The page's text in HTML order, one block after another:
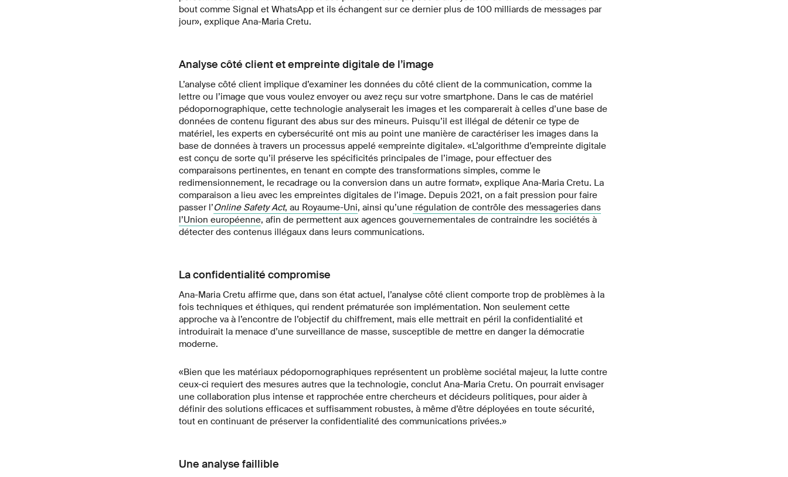
bout comme Signal et WhatsApp et ils échangent sur ce dernier plus de 100 milliards de messages par
jour», explique Ana-Maria Cretu.
Analyse côté client et empreinte digitale de l’image
L’analyse côté client implique d’examiner les données du côté client de la communication, comme la
lettre ou l’image que vous voulez envoyer ou avez reçu sur votre smartphone. Dans le cas de matériel
pédopornographique, cette technologie analyserait les images et les comparerait à celles d’une base de
données de contenu figurant des abus sur des mineurs. Puisqu’il est illégal de détenir ce type de
matériel, les experts en cybersécurité ont mis au point une manière de caractériser les images dans la
base de données à travers un processus appelé «empreinte digitale». «L’algorithme d’empreinte digitale
est conçu de sorte qu’il préserve les spécificités principales de l’image, pour effectuer des
comparaisons pertinentes, en tenant en compte des transformations simples, comme le
redimensionnement, le recadrage ou la conversion dans un autre format», explique Ana-Maria Cretu. La
comparaison a lieu avec les empreintes digitales de l’image. Depuis 2021, on a fait pression pour faire
passer l’Online Safety Act, au Royaume-Uni, ainsi qu’unerégulation de contrôle des messageries dans
l’Union européenne, afin de permettent aux agences gouvernementales de contraindre les sociétés à
détecter des contenus illégaux dans leurs communications.
La confidentialité compromise
Ana-Maria Cretu affirme que, dans son état actuel, l’analyse côté client comporte trop de problèmes à la
fois techniques et éthiques, qui rendent prématurée son implémentation. Non seulement cette
approche va à l’encontre de l’objectif du chiffrement, mais elle mettrait en péril la confidentialité et
introduirait la menace d’une surveillance de masse, susceptible de mettre en danger la démocratie
moderne.
«Bien que les matériaux pédopornographiques représentent un problème sociétal majeur, la lutte contre
ceux-ci requiert des mesures autres que la technologie, conclut Ana-Maria Cretu. On pourrait envisager
une collaboration plus intense et rapprochée entre chercheurs et décideurs politiques, pour aider à
définir des solutions efficaces et suffisamment robustes, à même d’être déployées en toute sécurité,
tout en continuant de préserver la confidentialité des communications privées.»
Une analyse faillible